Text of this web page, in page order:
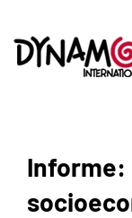
contenido
Informe: